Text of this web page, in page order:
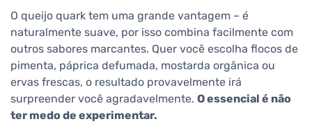
O queijo quark tem uma grande vantagem – é
naturalmente suave, por isso combina facilmente com
outros sabores marcantes. Quer você escolha flocos de
pimenta, páprica defumada, mostarda orgânica ou
ervas frescas, o resultado provavelmente irá
surpreender você agradavelmente. O essencial é não
ter medo de experimentar.